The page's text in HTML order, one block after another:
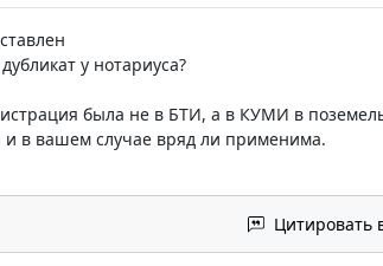
у нотариуса?
была не в БТИ, а в КУМИ в
в вашем случае вряд ли применима.
Цитировать